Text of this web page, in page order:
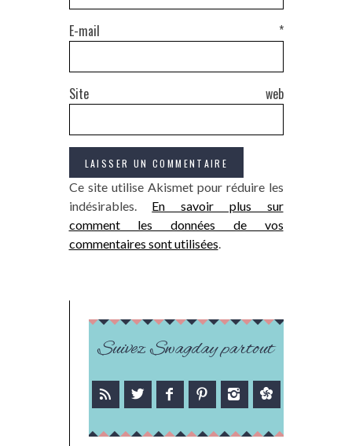
E-mail *
Site web
Ce site utilise Akismet pour réduire les
indésirables. En savoir plus sur
comment les données de vos
commentaires sont utilisées.
Suivez Swagday partout